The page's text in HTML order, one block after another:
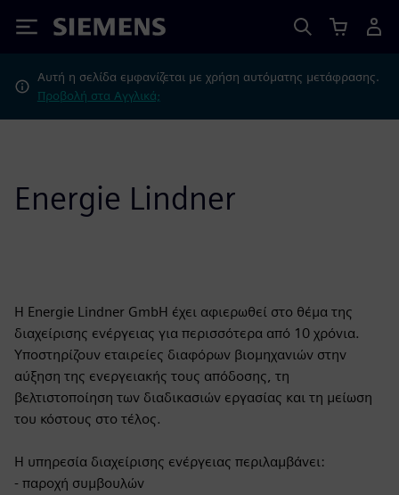
Siemens
Αυτή η σελίδα εμφανίζεται με χρήση αυτόματης μετάφρασης.
Προβολή στα Αγγλικά;
Energie Lindner
Η Energie Lindner GmbH έχει αφιερωθεί στο θέμα της
διαχείρισης ενέργειας για περισσότερα από 10 χρόνια.
Υποστηρίζουν εταιρείες διαφόρων βιομηχανιών στην
αύξηση της ενεργειακής τους απόδοσης, τη
βελτιστοποίηση των διαδικασιών εργασίας και τη μείωση
του κόστους στο τέλος.
Η υπηρεσία διαχείρισης ενέργειας περιλαμβάνει:
- παροχή συμβουλών